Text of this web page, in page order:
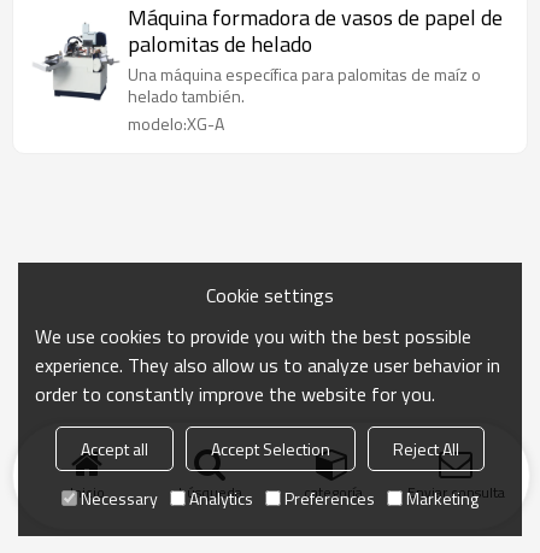
Máquina formadora de vasos de papel de
palomitas de helado
Una máquina específica para palomitas de maíz o
helado también.
modelo:XG-A
Inicio búsqueda categoría Enviar consulta
Cookie settings
We use cookies to provide you with the best possible
experience. They also allow us to analyze user behavior in
order to constantly improve the website for you.
Accept all Accept Selection
Reject All
Necessary
Analytics Preferences Marketing